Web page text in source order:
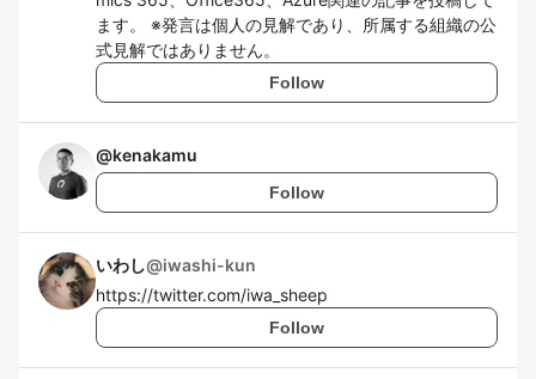
ます。 ※発言は個人の見解であり、所属する組織の公
式見解ではありません。
Follow
@kenakamu
Follow
いわし@iwashi-kun
https://twitter.com/iwa_sheep
Follow